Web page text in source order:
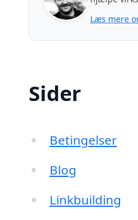
Læs mere
Sider
Betingelser
Blog
Linkbuilding